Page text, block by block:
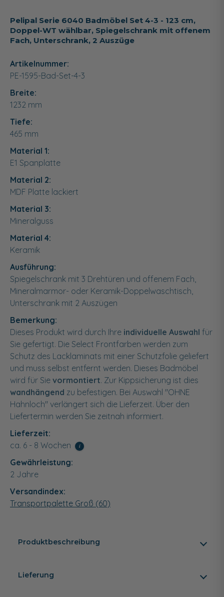
Pelipal Serie 6040 Badmöbel Set 4-3 - 123 cm,
Doppel-WT wählbar, Spiegelschrank mit offenem
Fach, Unterschrank, 2 Auszüge
Artikelnummer:
PE-1595-Bad-Set-4-3
Breite:
1232 mm
Tiefe:
465 mm
Material 1:
E1 Spanplatte
Material 2:
MDF Platte lackiert
Material 3:
Mineralguss
Material 4:
Keramik
Ausführung:
Spiegelschrank mit 3 Drehtüren und offenem Fach,
Mineralmarmor- oder Keramik-Doppelwaschtisch,
Unterschrank mit 2 Auszügen
Bemerkung:
Dieses Produkt wird durch Ihre individuelle Auswahl für
Sie gefertigt. Die Select Frontfarben werden zum
Schutz des Lacklaminats mit einer Schutzfolie geliefert
und muss selbst entfernt werden. Dieses Badmöbel
wird für Sie vormontiert. Zur Kippsicherung ist dies
wandhängend zu befestigen. Bei Auswahl "OHNE
Hahnloch" verlängert sich die Lieferzeit. Über den
Liefertermin werden Sie zeitnah informiert.
Lieferzeit:
ca. 6 - 8 Wochen
i
Gewährleistung:
2 Jahre
Versandindex:
Transportpalette Groß (60)
Produktbeschreibung
Lieferung